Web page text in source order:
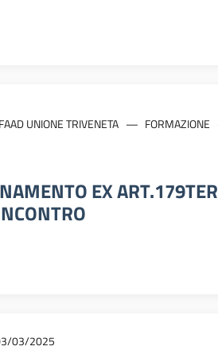
UNIONE TRIVENETA
FORMAZIONE
EX ART.179TER
03/2025